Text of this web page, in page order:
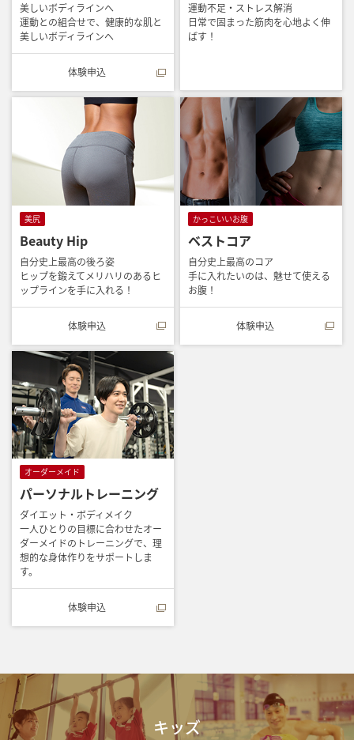
美しいボディラインへ
運動との組合せで、健康的な肌と
美しいボディラインへ
体験申込
運動不足・ストレス解消
日常で固まった筋肉を心地よく伸
ばす！
美尻
Beauty Hip
自分史上最高の後ろ姿
ヒップを鍛えてメリハリのあるヒ
ップラインを手に入れる！
体験申込
かっこいいお腹
ベストコア
自分史上最高のコア
手に入れたいのは、魅せて使える
お腹！
体験申込
オーダーメイド
パーソナルトレーニング
ダイエット・ボディメイク
一人ひとりの目標に合わせたオー
ダーメイドのトレーニングで、理
想的な身体作りをサポートしま
す。
体験申込
キッズ